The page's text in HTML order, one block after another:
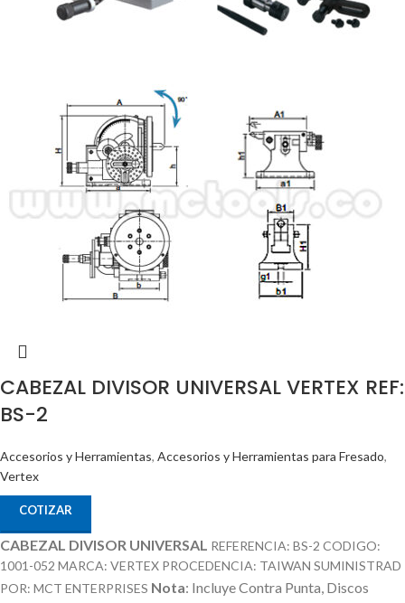
CABEZAL DIVISOR UNIVERSAL VERTEX REF:
BS-2
Accesorios y Herramientas, Accesorios y Herramientas para Fresado,
Vertex
COTIZAR
CABEZAL DIVISOR UNIVERSAL REFERENCIA: BS-2 CODIGO:
1001-052 MARCA: VERTEX PROCEDENCIA: TAIWAN SUMINISTRAD
POR: MCT ENTERPRISES Nota: Incluye Contra Punta, Discos